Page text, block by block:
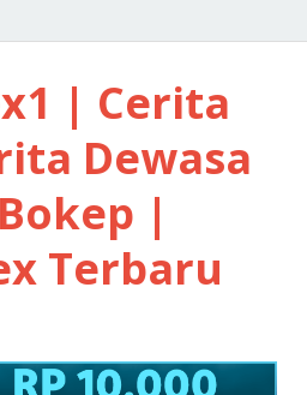
| Cerita
Dewasa
|
Terbaru